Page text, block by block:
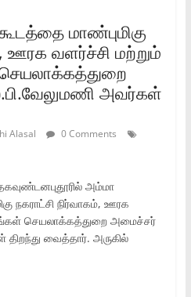
மாண்புமிகு
ஊரக வளர்ச்சி மற்றும்‌
செயலாக்கத்துறை
அவர்கள்‌
Alasal
0 Comments
அம்மா
நகராட்சி நிர்வாகம்‌, ஊரக
செயலாக்கத்துறை அமைச்சர்‌
திறந்து வைத்தார்‌. அருகில்‌